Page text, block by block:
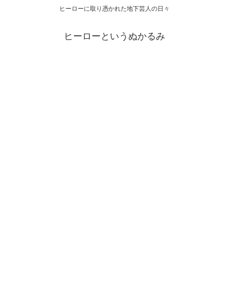
ヒーローに取り憑かれた地下芸人の日々
ヒーローというぬかるみ